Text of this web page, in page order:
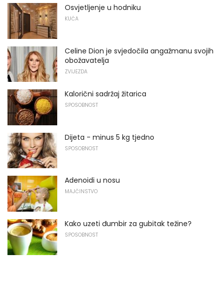
Osvjetljenje u hodniku
KUĆA
Celine Dion je svjedočila angažmanu svojih
obožavatelja
ZVIJEZDA
Kalorični sadržaj žitarica
SPOSOBNOST
Dijeta - minus 5 kg tjedno
SPOSOBNOST
Adenoidi u nosu
MAJČINSTVO
Kako uzeti đumbir za gubitak težine?
SPOSOBNOST